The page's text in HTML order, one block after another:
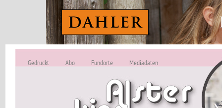
ALSTERKIND -
Alles Neu
Gedruckt Abo Fundorte Mediadaten